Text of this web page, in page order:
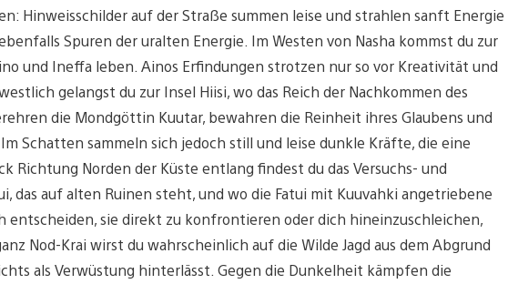
Hinweisschilder auf der Straße summen leise und strahlen sanft Energie
Spuren der uralten Energie. Im Westen von Nasha kommst du zur
und Ineffa leben. Ainos Erfindungen strotzen nur so vor Kreativität und
gelangst du zur Insel Hiisi, wo das Reich der Nachkommen des
die Mondgöttin Kuutar, bewahren die Reinheit ihres Glaubens und
Schatten sammeln sich jedoch still und leise dunkle Kräfte, die eine
Richtung Norden der Küste entlang findest du das Versuchs- und
das auf alten Ruinen steht, und wo die Fatui mit Kuuvahki angetriebene
entscheiden, sie direkt zu konfrontieren oder dich hineinzuschleichen,
Nod-Krai wirst du wahrscheinlich auf die Wilde Jagd aus dem Abgrund
als Verwüstung hinterlässt. Gegen die Dunkelheit kämpfen die